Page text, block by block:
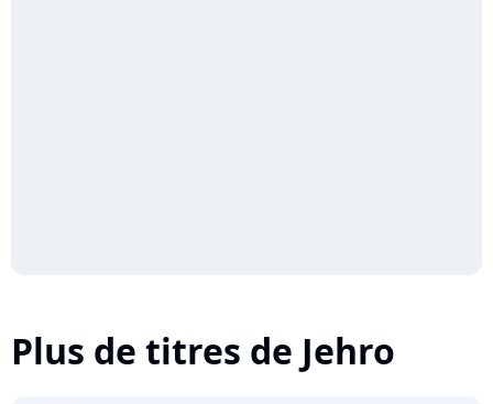
Plus de titres de Jehro